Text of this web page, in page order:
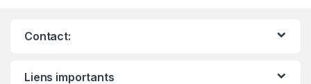
Contact:
Liens importants